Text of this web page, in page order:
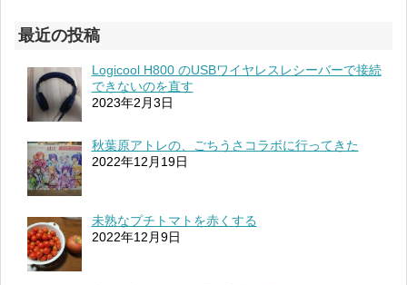
最近の投稿
Logicool H800 のUSBワイヤレスレシーバーで接続
できないのを直す
2023年2月3日
秋葉原アトレの、ごちうさコラボに行ってきた
2022年12月19日
未熟なプチトマトを赤くする
2022年12月9日